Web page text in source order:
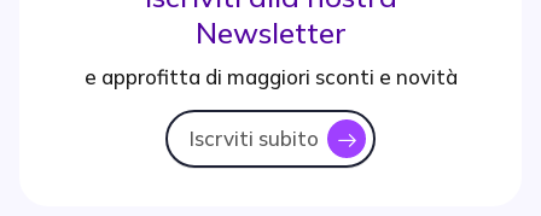
Newsletter
e approfitta di maggiori sconti e novità
Iscrviti subito icon